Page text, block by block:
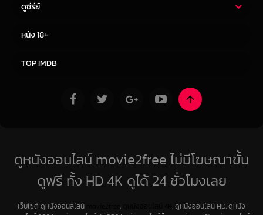
ดูซีรีย์
หนัง 18+
TOP IMDB
ดูหนังออนไลน์ movie2free ไม่มีโฆษณาขั้น
ดูฟรี ทั้ง HD 4K ดูได้ 24 ชั่วโมงเลย
เว็บไซต์ ดูหนังออนลไลน์ ,
, ดูหนังออนไลน์ HD, ดูหนัง